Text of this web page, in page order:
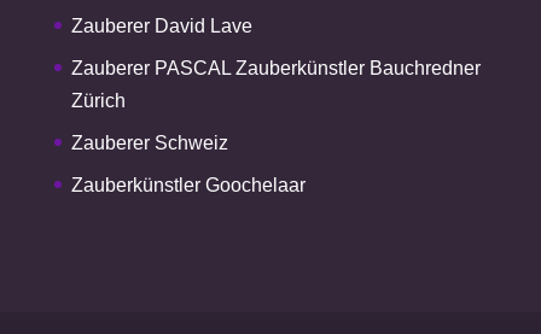
Zauberer David Lave
Zauberer PASCAL Zauberkünstler Bauchredner
Zürich
Zauberer Schweiz
Zauberkünstler Goochelaar